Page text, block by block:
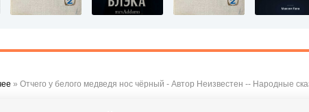
» Отчего у белого медведя нос чёрный - Автор Неизвестен -- Народные